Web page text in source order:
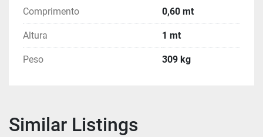
Comprimento 0,60 mt
Altura 1 mt
Peso 309 kg
Similar Listings